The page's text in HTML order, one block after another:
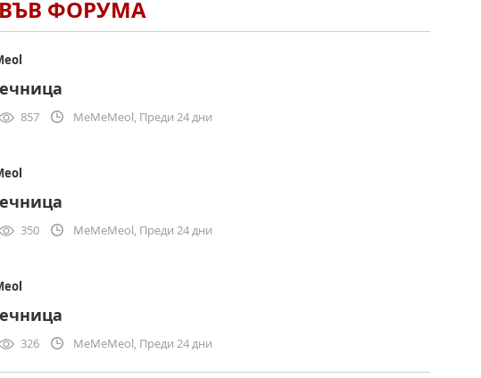
ФОРУМА
857 MeMeMeol, Преди 24 дни
350 MeMeMeol, Преди 24 дни
326 MeMeMeol, Преди 24 дни